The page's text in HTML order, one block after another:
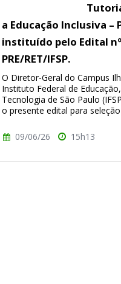
a Educação Inclusiva –
instituído pelo Edital
PRE/RET/IFSP.
O Diretor-Geral do Campus
Instituto Federal de
Tecnologia de São Paulo
o presente edital para
09/06/26 15h13